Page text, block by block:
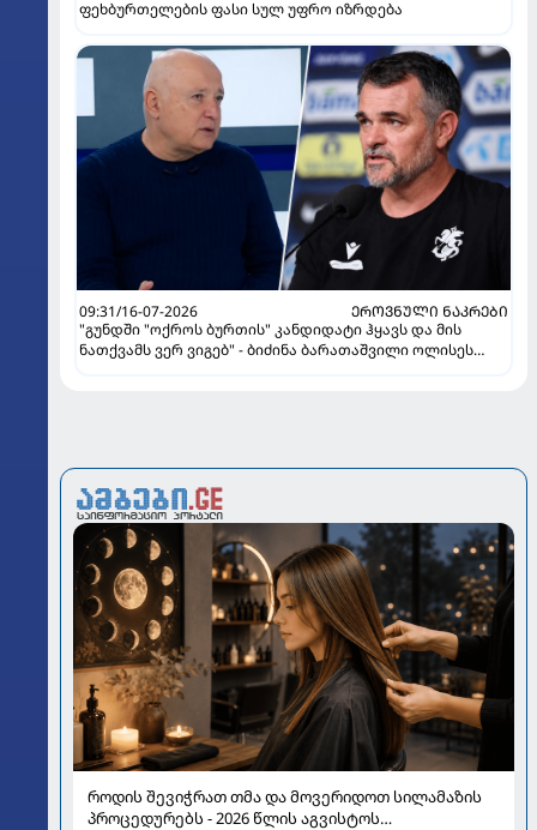
ფეხბურთელების ფასი სულ უფრო იზრდება
09:31/16-07-2026
ᲔᲠᲝᲕᲜᲣᲚᲘ ᲜᲐᲙᲠᲔᲑᲘ
"გუნდში "ოქროს ბურთის" კანდიდატი ჰყავს და მის
ნათქვამს ვერ ვიგებ" - ბიძინა ბარათაშვილი ოლისეს
როდის შევიჭრათ თმა და მოვერიდოთ სილამაზის
პროცედურებს - 2026 წლის აგვისტოს